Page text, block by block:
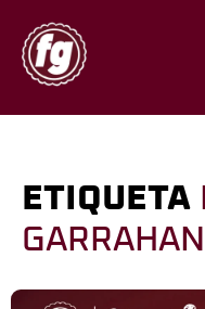
ETIQUETA
GARRAHAN